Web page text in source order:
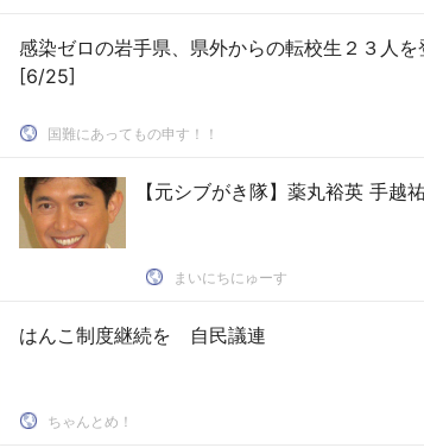
感染ゼロの岩手県、県外からの転校生２３人を
[6/25]
国難にあってもの申す！！
【元シブがき隊】薬丸裕英 手越
まいにちにゅーす
はんこ制度継続を 自民議連
ちゃんとめ！